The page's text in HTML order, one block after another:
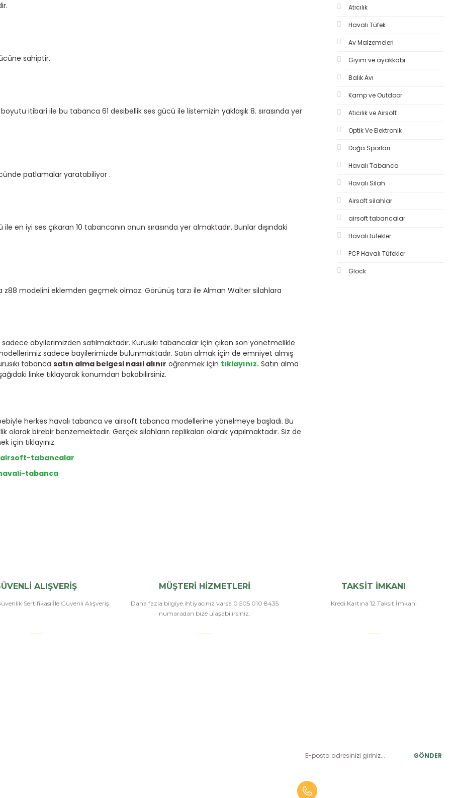
sahiptir.
itibari ile bu tabanca 61 desibellik ses gücü ile listemizin yaklaşık 8. sırasında yer
patlamalar yaratabiliyor .
iyi ses çıkaran 10 tabancanın onun sırasında yer almaktadır. Bunlar dışındaki
z88 modelini eklemden geçmek olmaz. Görünüş tarzı ile Alman Walter silahlara
abyilerimizden satılmaktadır. Kurusıkı tabancalar için çıkan son yönetmelikle
sadece bayilerimizde bulunmaktadır. Satın almak için de emniyet almış
tabanca satın alma belgesi nasıl alınır öğrenmek için tıklayınız. Satın alma
linke tıklayarak konumdan bakabilirsiniz.
herkes havalı tabanca ve airsoft tabanca modellerine yönelmeye başladı. Bu
birebir benzemektedir. Gerçek silahların replikaları olarak yapılmaktadır. Siz de
için tıklayınız.
tabancalar
tabanca
Atıcılık
Havalı Tüfek
Av Malzemeleri
Giyim ve ayakkabı
Balık Avı
Kamp ve Outdoor
Atıcılık ve Airsoft
Optik Ve Elektronik
Doğa Sporları
Havalı Tabanca
Havalı Silah
Airsoft silahlar
airsoft tabancalar
Havalı tüfekler
PCP Havalı Tüfekler
Glock
ALIŞVERİŞ
Sertifikası İle Güvenli Alışveriş
MÜŞTERİ HİZMETLERİ
Daha fazla bilgiye ihtiyacınız varsa 0 505 010 8435
numaradan bize ulaşabilirsiniz.
TAKSİT İMKANI
Kredi Kartına 12 Taksit İmkanı
GÖNDER